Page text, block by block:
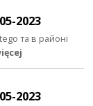
2023
та в районі
2023